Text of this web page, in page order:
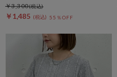
￥1,485 55％OFF
￥3,300